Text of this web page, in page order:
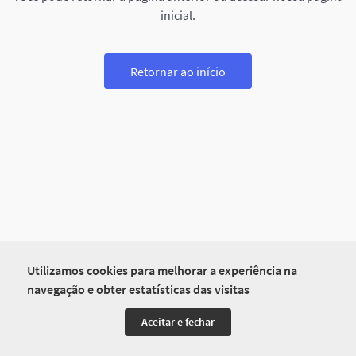
Utilizamos cookies para melhorar a experiência na
navegação e obter estatísticas das visitas
Aceitar e fechar
inicial.
Retornar ao início